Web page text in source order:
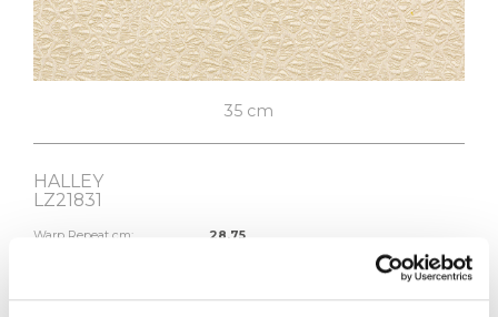
35 cm
HALLEY
LZ21831
Warp Repeat cm:
28,75
Fastness to light:
4/5